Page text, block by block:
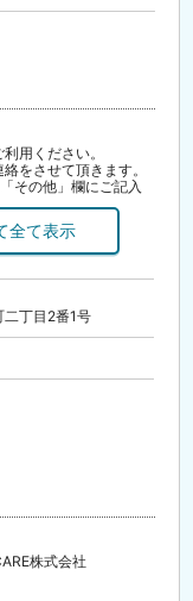
用ください。
をさせて頂きます。
その他」欄にご記入
しております。
付）をご持参くださ
二丁目2番1号
株式会社